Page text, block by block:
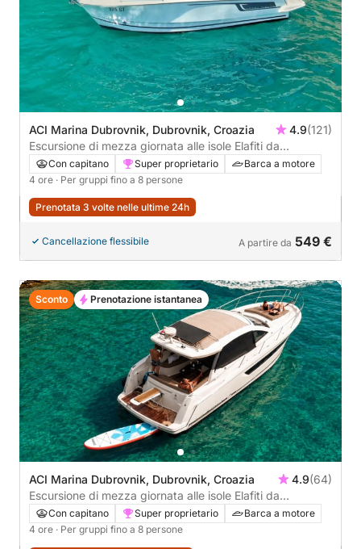
ACI Marina Dubrovnik, Dubrovnik, Croazia 4.9(121)
Escursione di mezza giornata alle isole Elafiti da
Dubrovnik
Con capitano Super proprietario
Barca a motore
4 ore · Per gruppi fino a 8 persone
Prenotata 3 volte nelle ultime 24h
Cancellazione flessibile A partire da 549 €
ACI Marina Dubrovnik, Dubrovnik, Croazia 4.9(64)
Escursione di mezza giornata alle isole Elafiti da
Dubrovnik
Con capitano Super proprietario
Barca a motore
4 ore · Per gruppi fino a 8 persone
Sconto Prenotazione istantanea